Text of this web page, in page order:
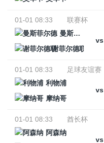
01-01 08:33
联赛杯
曼斯菲尔德
vs
谢菲尔德联
01-01 08:33
足球友谊赛
利物浦
vs
摩纳哥
01-01 08:33
酋长杯
阿森纳
vs